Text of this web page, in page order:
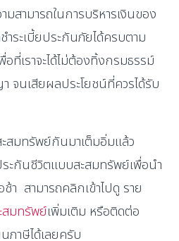
สามารถในการบริหารเงินของ
ำระเบี้ยประกันภัยได้ครบตาม
ที่เราจะได้ไม่ต้องทิ้งกรมธรรม์
นเสียผลประโยชน์ที่ควรได้รับ
สมทรัพย์กันมาเต็มอิ่มแล้ว
ะกันชีวิตแบบสะสมทรัพย์เพื่อนำ
า สามารถคลิกเข้าไปดู ราย
สมทรัพย์เพิ่มเติม หรือติดต่อ
ภาษีได้เลยครับ